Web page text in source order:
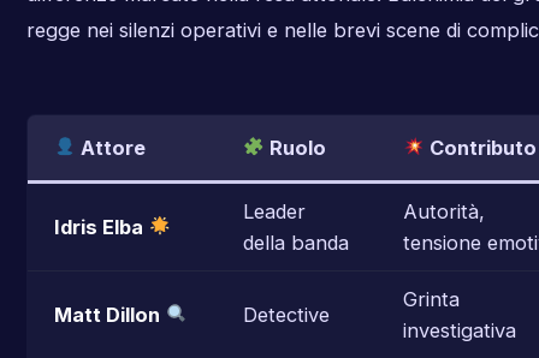
regge nei silenzi operativi e nelle brevi scene di
Attore Ruolo Contributo
Idris Elba
Leader
della banda
Autorità,
tensione
Matt Dillon Detective
Grinta
investigativa